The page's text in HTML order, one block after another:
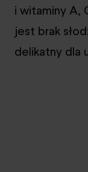
i witaminy A,
jest brak
delikatny dla